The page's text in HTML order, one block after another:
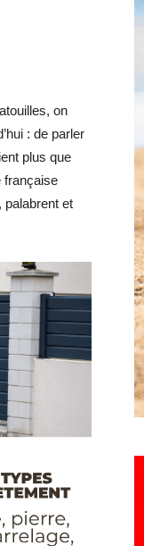
on
: de parler
plus que
française
palabrent et